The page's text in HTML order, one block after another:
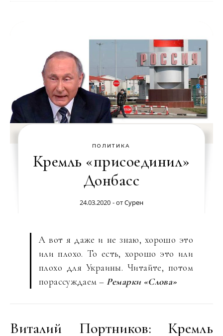
ПОЛИТИКА
Кремль «присоединил»
Донбасс
24.03.2020 - отСурен
А вот я даже и не знаю, хорошо это
или плохо. То есть, хорошо это или
плохо для Украины. Читайте, потом
порассуждаем – Ремарки «Слова»
Виталий Портников: Кремль